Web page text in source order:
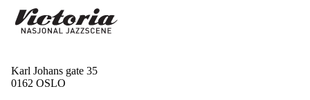
Karl Johans gate 35
0162 OSLO